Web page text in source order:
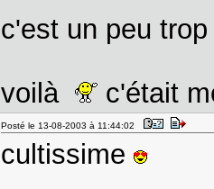
c'est un peu
voilà c'était
Posté le 13-08-2003 à 11:44:02
cultissime